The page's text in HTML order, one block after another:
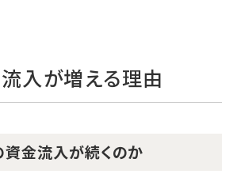
入が増える理由
金流入が続くのか